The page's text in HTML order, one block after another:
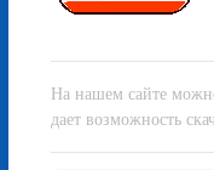
На нашем сайте
дает возможность